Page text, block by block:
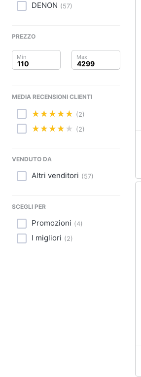
Salute e igiene
Giocattoli
Prima infanzia
Casalinghi
Sport
Animali
DENON (57)
PREZZO
MEDIA RECENSIONI CLIENTI
(2)
(2)
VENDUTO DA
Altri venditori (57)
SCEGLI PER
Promozioni (4)
I migliori (2)